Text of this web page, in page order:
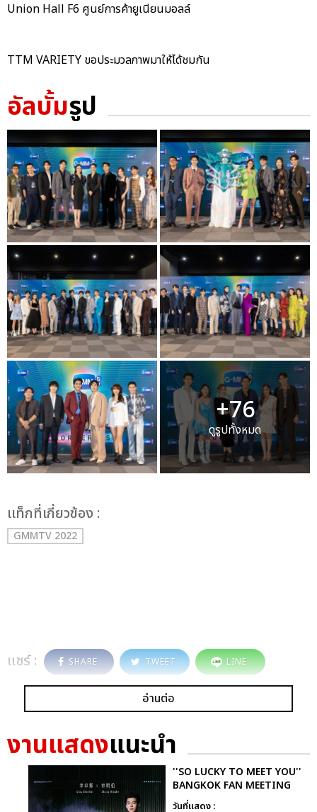
Union Hall F6 ศูนย์การค้ายูเนียนมอลล์
TTM VARIETY ขอประมวลภาพมาให้ได้ชมกัน
อัลบั้มรูป
+76
ดูรูปทั้งหมด
เเท็กที่เกี่ยวข้อง :
GMMTV 2022
แชร์ : SHARE TWEET LINE
อ่านต่อ
งานแสดงแนะนำ
''SO LUCKY TO MEET YOU''
BANGKOK FAN MEETING
วันที่แสดง :